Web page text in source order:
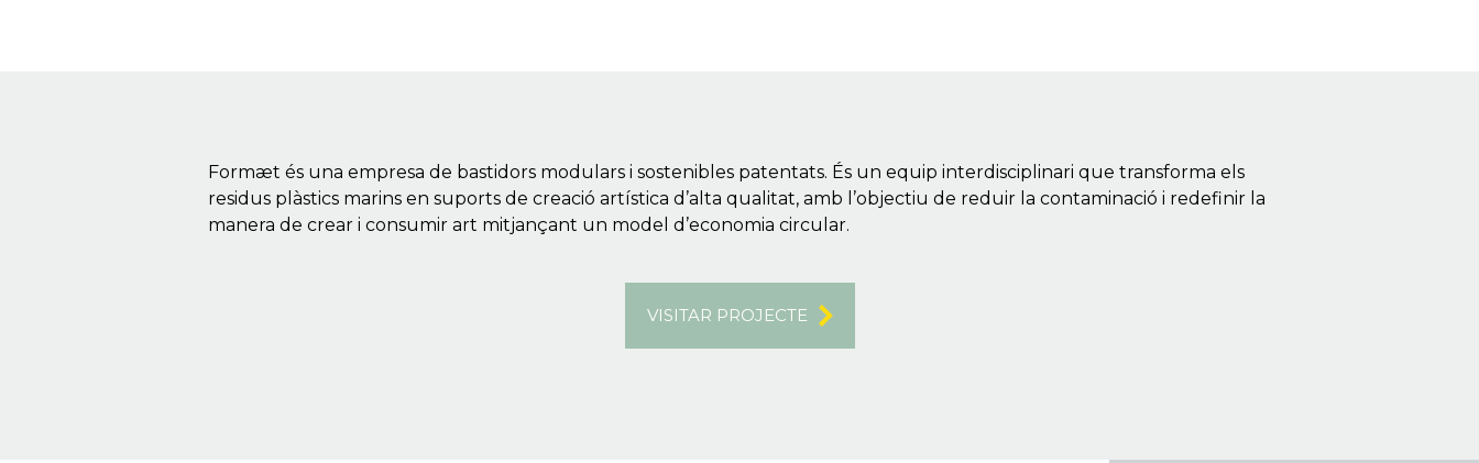
Formæt és una empresa de bastidors modulars i sostenibles patentats. És un equip interdisciplinari que transforma els
residus plàstics marins en suports de creació artística d’alta qualitat, amb l’objectiu de reduir la contaminació i redefinir la
manera de crear i consumir art mitjançant un model d’economia circular.
VISITAR PROJECTE